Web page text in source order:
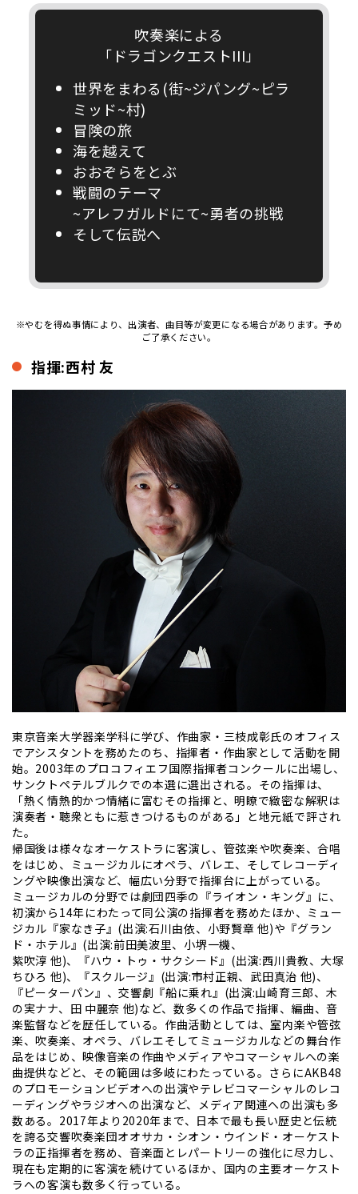
吹奏楽による
「ドラゴンクエストIII」
世界をまわる(街~ジパング~ピラ
ミッド~村)
冒険の旅
海を越えて
おおぞらをとぶ
戦闘のテーマ
~アレフガルドにて~勇者の挑戦
そして伝説へ
※やむを得ぬ事情により、出演者、曲目等が変更になる場合があります。予め
ご了承ください。
指揮:西村 友
東京音楽大学器楽学科に学び、作曲家・三枝成彰氏のオフィス
でアシスタントを務めたのち、指揮者・作曲家として活動を開
始。2003年のプロコフィエフ国際指揮者コンクールに出場し、
サンクトペテルブルクでの本選に選出される。その指揮は、
「熱く情熱的かつ情緒に富むその指揮と、明瞭で緻密な解釈は
演奏者・聴衆ともに惹きつけるものがある」と地元紙で評され
た。
帰国後は様々なオーケストラに客演し、管弦楽や吹奏楽、合唱
をはじめ、ミュージカルにオペラ、バレエ、そしてレコーディ
ングや映像出演など、幅広い分野で指揮台に上がっている。
ミュージカルの分野では劇団四季の『ライオン・キング』に、
初演から14年にわたって同公演の指揮者を務めたほか、ミュー
ジカル『家なき子』(出演:石川由依、小野賢章 他)や『グラン
ド・ホテル』(出演:前田美波里、小堺一機、
紫吹淳 他)、『ハウ・トゥ・サクシード』(出演:西川貴教、大塚
ちひろ 他)、『スクルージ』(出演:市村正親、武田真治 他)、
『ピーターパン』、交響劇『船に乗れ』(出演:山崎育三郎、木
の実ナナ、田 中麗奈 他)など、数多くの作品で指揮、編曲、音
楽監督などを歴任している。作曲活動としては、室内楽や管弦
楽、吹奏楽、オペラ、バレエそしてミュージカルなどの舞台作
品をはじめ、映像音楽の作曲やメディアやコマーシャルへの楽
曲提供などと、その範囲は多岐にわたっている。さらにAKB48
のプロモーションビデオへの出演やテレビコマーシャルのレコ
ーディングやラジオへの出演など、メディア関連への出演も多
数ある。2017年より2020年まで、日本で最も長い歴史と伝統
を誇る交響吹奏楽団オオサカ・シオン・ウインド・オーケスト
ラの正指揮者を務め、音楽面とレパートリーの強化に尽力し、
現在も定期的に客演を続けているほか、国内の主要オーケスト
ラへの客演も数多く行っている。